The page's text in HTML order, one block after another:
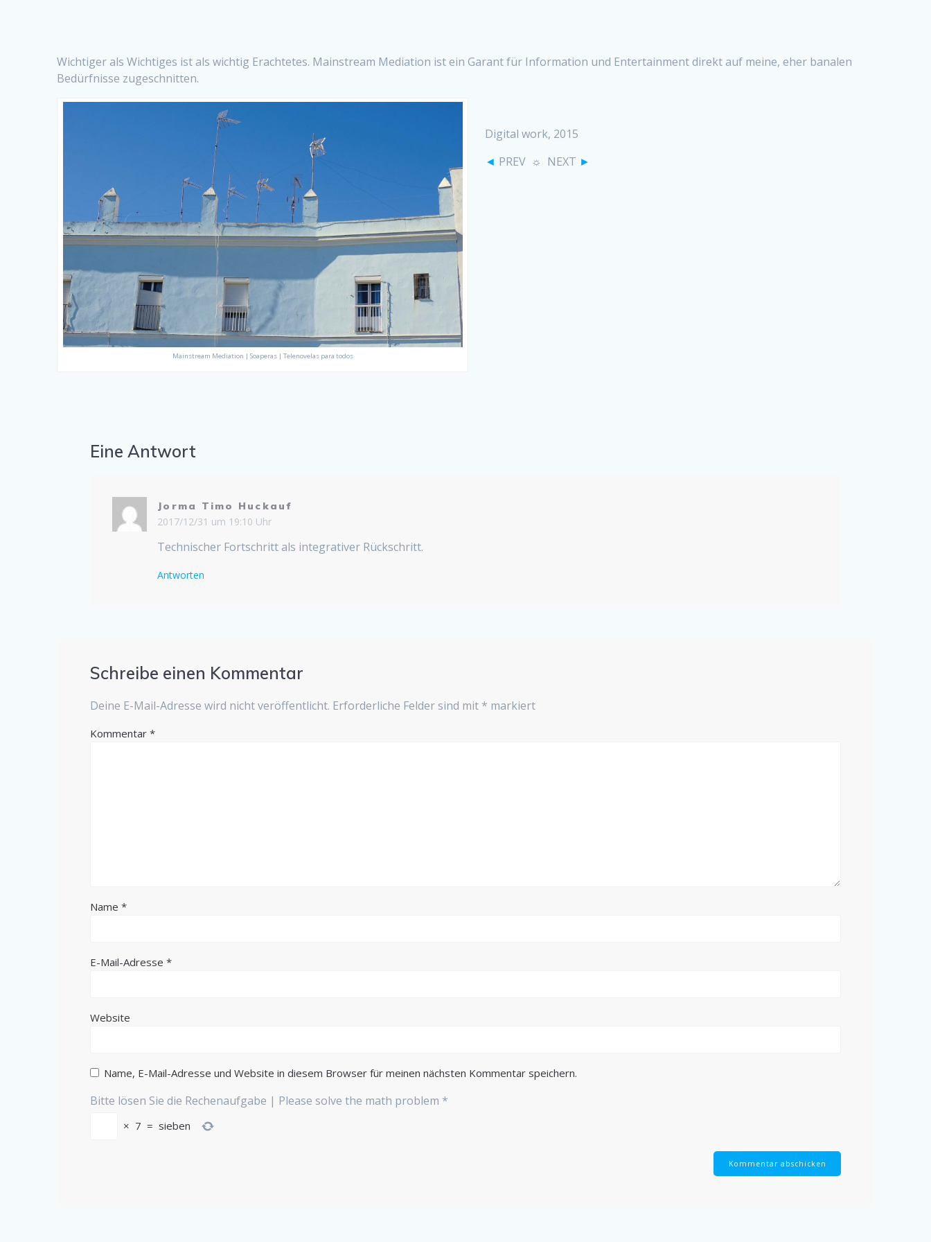
Wichtiger als Wichtiges ist als wichtig Erachtetes. Mainstream Mediation ist ein Garant für Information und Entertainment direkt auf meine, eher banalen
Bedürfnisse zugeschnitten.
Mainstream Mediation | Soaperas | Telenovelas para todos
Digital work, 2015
◄ PREV ☼ NEXT ►
Eine Antwort
Jorma Timo Huckauf
2017/12/31 um 19:10 Uhr
Technischer Fortschritt als integrativer Rückschritt.
Antworten
Schreibe einen Kommentar
Deine E-Mail-Adresse wird nicht veröffentlicht. Erforderliche Felder sind mit * markiert
Kommentar*
Name*
E-Mail-Adresse*
Website
Name, E-Mail-Adresse und Website in diesem Browser für meinen nächsten Kommentar speichern.
Bitte lösen Sie die Rechenaufgabe | Please solve the math problem *
× 7 = sieben